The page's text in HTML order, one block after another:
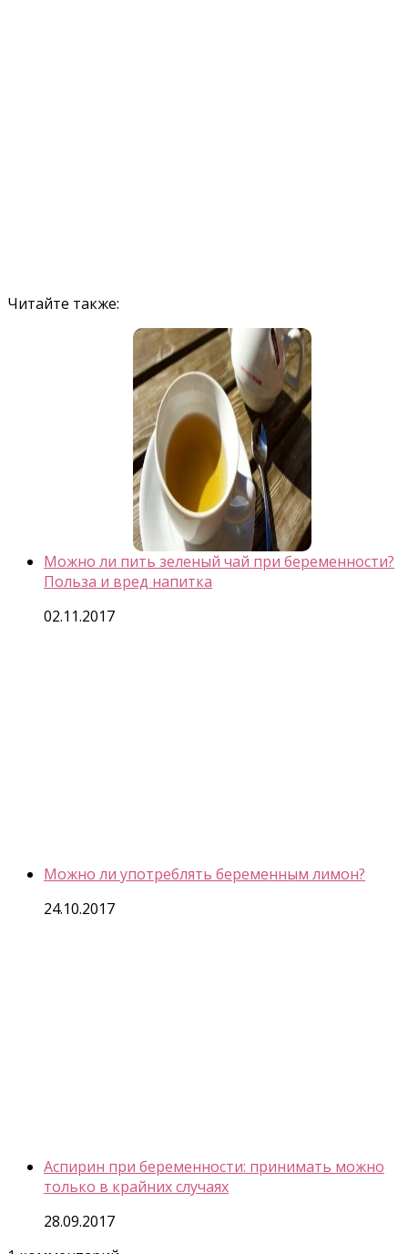
Читайте также:
Можно ли пить зеленый чай при беременности?
Польза и вред напитка
02.11.2017
Можно ли употреблять беременным лимон?
24.10.2017
Аспирин при беременности: принимать можно
только в крайних случаях
28.09.2017